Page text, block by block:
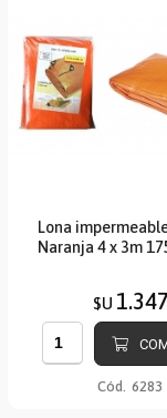
Lona
Naranja 4 x 3m
$U 1.347
Cód. 6283